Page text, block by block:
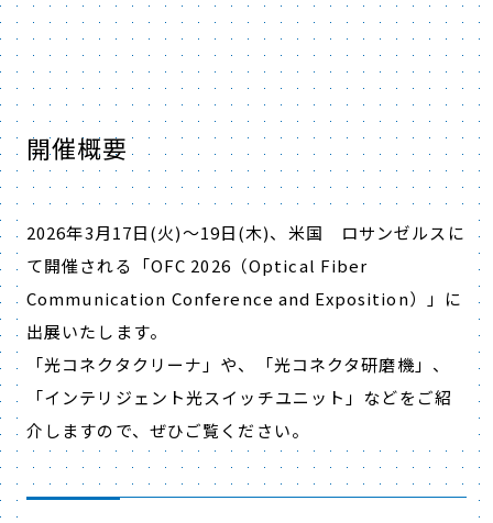
開催概要
2026年3月17日(火)～19日(木)、米国 ロサンゼルスに
て開催される「OFC 2026（Optical Fiber
Communication Conference and Exposition）」に
出展いたします。
「光コネクタクリーナ」や、「光コネクタ研磨機」、
「インテリジェント光スイッチユニット」などをご紹
介しますので、ぜひご覧ください。